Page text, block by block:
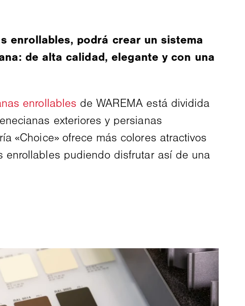
enrollables, podrá crear un sistema
de alta calidad, elegante y con una
enrollables de WAREMA está dividida
exteriores y persianas
«Choice» ofrece más colores atractivos
enrollables pudiendo disfrutar así de una